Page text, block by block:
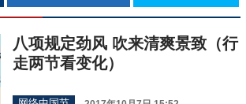
八项规定劲风 吹来清爽景致（行
走两节看变化）